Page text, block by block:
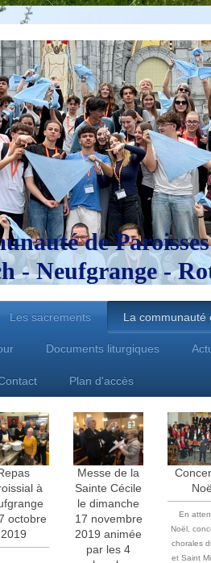
de
- Neufgrange -
Les sacrements La communauté
Documents liturgiques
Plan d'accès
à
octobre
2019
Messe de la
Sainte Cécile
le dimanche
17 novembre
2019 animée
par les 4
En
Noël,
chorales
et Saint